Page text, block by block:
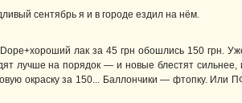
сентябрь я и в городе ездил на нём.
лак за 45 грн обошлись 150 грн.
лучше на порядок — и новые блестят сильнее,
окраску за 150... Баллончики — фтопку. Или